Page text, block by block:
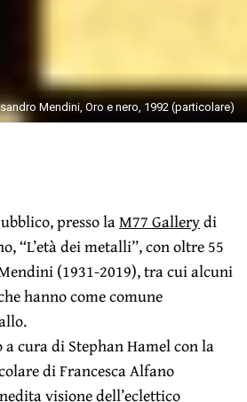
Mendini, Oro e nero, 1992 (particolare)
presso laM77 Gallerydi
“L’età dei metalli”, con oltre 55
(1931-2019), tra cui alcuni
hanno come comune
cura di Stephan Hamel con la
di Francesca Alfano
visione dell’eclettico